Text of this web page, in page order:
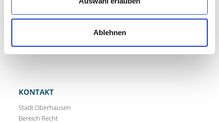
Ablehnen
Frau Broß
0208 825-3439
5
KONTAKT
Stadt Oberhausen
Bereich Recht